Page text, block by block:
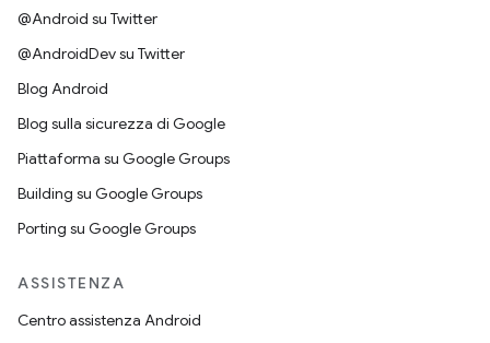
@Android su Twitter
@AndroidDev su Twitter
Blog Android
Blog sulla sicurezza di Google
Piattaforma su Google Groups
Building su Google Groups
Porting su Google Groups
ASSISTENZA
Centro assistenza Android